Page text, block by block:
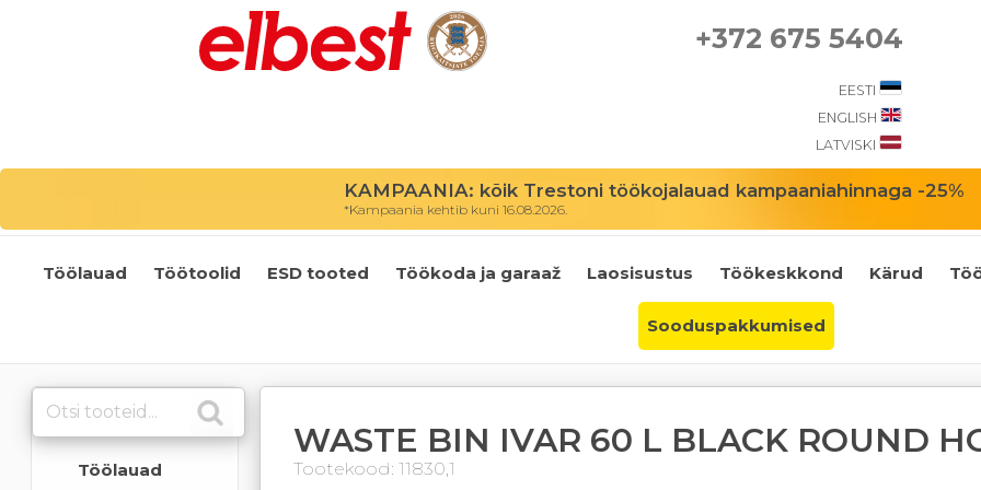
+372 675 5404
EESTI
ENGLISH
LATVISKI
KAMPAANIA: kõik Trestoni töökojalauad kampaaniahinnaga -25%
*Kampaania kehtib kuni 16.08.2026.
Töölauad Töötoolid ESD tooted Töökoda ja garaaž Laosisustus Töökeskkond Kärud
Sooduspakkumised
Töölauad
WASTE BIN IVAR 60 L BLACK ROUND
Tootekood: 11830,1